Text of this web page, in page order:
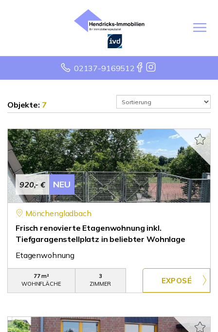
02137-9169512
Objekte: 7
920,- € NEU
Mönchengladbach
Frisch renovierte Etagenwohnung inkl.
Tiefgaragenstellplatz in beliebter Wohnlage
Etagenwohnung
77 m²
WOHNFLÄCHE
3
ZIMMER